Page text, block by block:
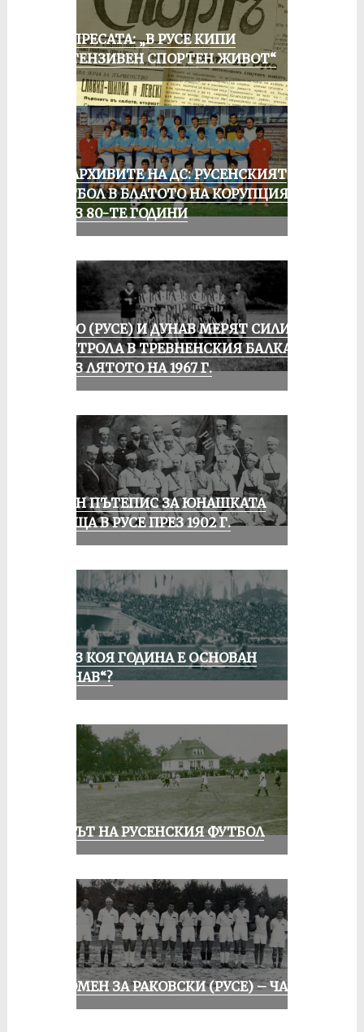
ОТ ПРЕСАТА: „В РУСЕ КИПИ
ИНТЕНЗИВЕН СПОРТЕН ЖИВОТ“
ИЗ АРХИВИТЕ НА ДС: РУСЕНСКИЯТ
ФУТБОЛ В БЛАТОТО НА КОРУПЦИЯТА
ПРЕЗ 80-ТЕ ГОДИНИ
ЛОКО (РУСЕ) И ДУНАВ МЕРЯТ СИЛИ В
КОНТРОЛА В ТРЕВНЕНСКИЯ БАЛКАН
ПРЕЗ ЛЯТОТО НА 1967 Г.
ЕДИН ПЪТЕПИС ЗА ЮНАШКАТА
СРЕЩА В РУСЕ ПРЕЗ 1902 Г.
ПРЕЗ КОЯ ГОДИНА Е ОСНОВАН
„ДУНАВ“?
ВЕКЪТ НА РУСЕНСКИЯ ФУТБОЛ
СПОМЕН ЗА РАКОВСКИ (РУСЕ) – ЧАСТ I